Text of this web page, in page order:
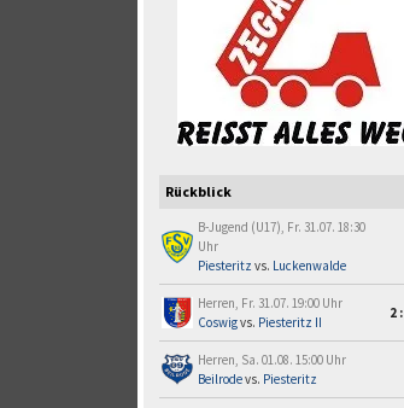
Rückblick
B-Jugend (U17), Fr. 31.07. 18:30
Uhr
Piesteritz vs. Luckenwalde
Herren, Fr. 31.07. 19:00 Uhr
Coswigvs. Piesteritz II
Herren, Sa. 01.08. 15:00 Uhr
Beilrodevs. Piesteritz